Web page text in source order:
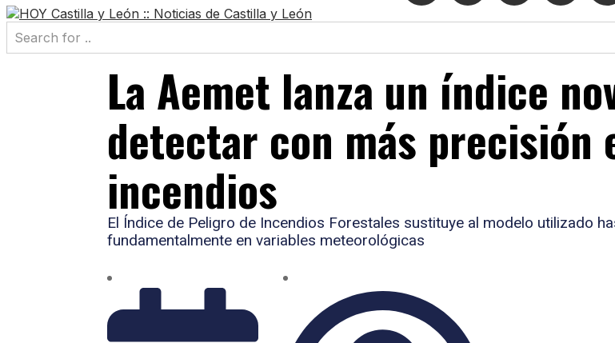
La Aemet lanza un índice
detectar con más precisión
incendios
El Índice de Peligro de Incendios Forestales sustituye al modelo utilizado
fundamentalmente en variables meteorológicas